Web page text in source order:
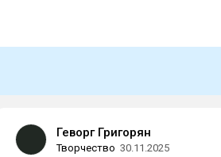
Геворг Григорян
Творчество 30.11.2025